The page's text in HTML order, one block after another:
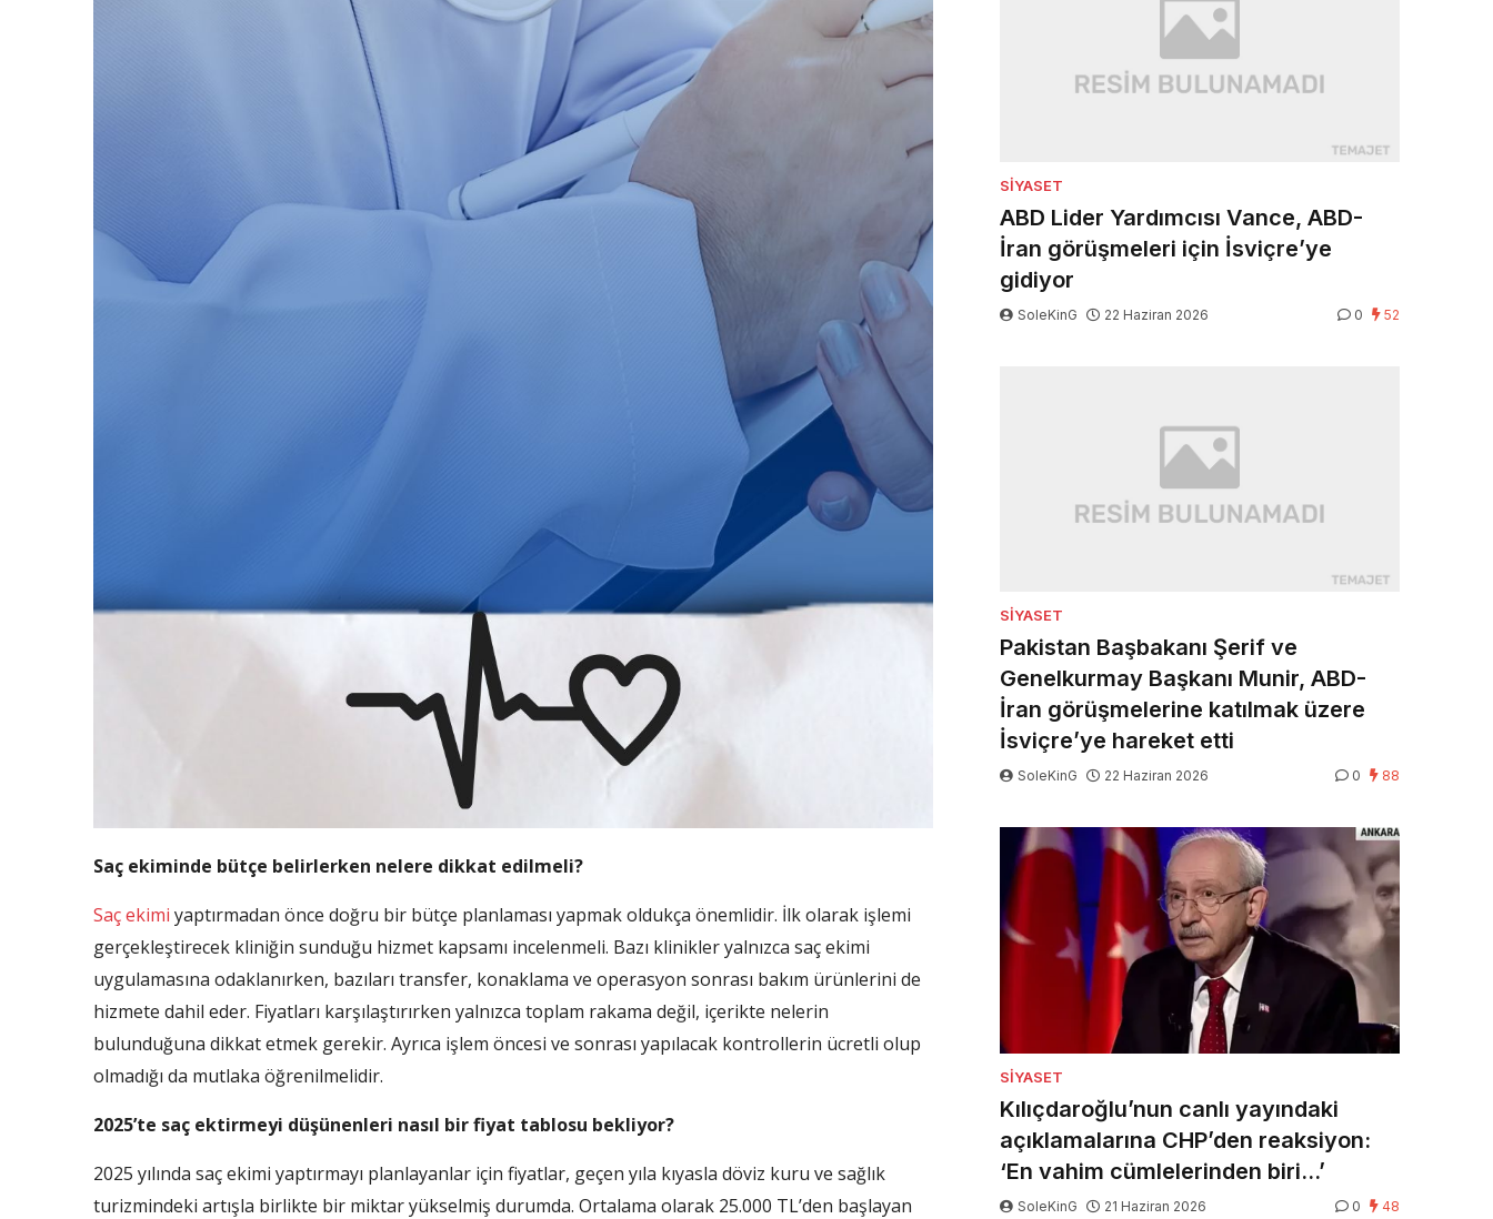
Saç ekiminde bütçe belirlerken nelere dikkat edilmeli?
Saç ekimi yaptırmadan önce doğru bir bütçe planlaması yapmak oldukça önemlidir. İlk olarak işlemi
gerçekleştirecek kliniğin sunduğu hizmet kapsamı incelenmeli. Bazı klinikler yalnızca saç ekimi
uygulamasına odaklanırken, bazıları transfer, konaklama ve operasyon sonrası bakım ürünlerini de
hizmete dahil eder. Fiyatları karşılaştırırken yalnızca toplam rakama değil, içerikte nelerin
bulunduğuna dikkat etmek gerekir. Ayrıca işlem öncesi ve sonrası yapılacak kontrollerin ücretli olup
olmadığı da mutlaka öğrenilmelidir.
2025’te saç ektirmeyi düşünenleri nasıl bir fiyat tablosu bekliyor?
2025 yılında saç ekimi yaptırmayı planlayanlar için fiyatlar, geçen yıla kıyasla döviz kuru ve sağlık
turizmindeki artışla birlikte bir miktar yükselmiş durumda. Ortalama olarak 25.000 TL’den başlayan
SIYASET
ABD Lider Yardımcısı Vance, ABD-
İran görüşmeleri için İsviçre’ye
gidiyor
SoleKinG 22 Haziran 2026 0 52
SIYASET
Pakistan Başbakanı Şerif ve
Genelkurmay Başkanı Munir, ABD-
İran görüşmelerine katılmak üzere
İsviçre’ye hareket etti
SoleKinG 22 Haziran 2026 0 88
SIYASET
Kılıçdaroğlu’nun canlı yayındaki
açıklamalarına CHP’den reaksiyon:
‘En vahim cümlelerinden biri…’
SoleKinG 21 Haziran 2026 0 48